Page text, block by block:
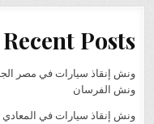
Recent Posts
ونش الفرسان